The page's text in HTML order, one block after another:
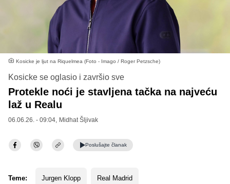
Kosicke je ljut na Riquelmea (Foto - Imago / Roger Petzsche)
Kosicke se oglasio i završio sve
Protekle noći je stavljena tačka na najveću
laž u Realu
06.06.26. - 09:04, Midhat Šljivak
Poslušajte članak
Teme: Jurgen Klopp Real Madrid